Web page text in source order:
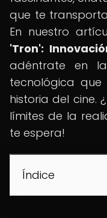
que te
En nuestro
'Tron':
adéntrate en la
tecnológica
historia del cine.
límites de la
te espera!
Índice